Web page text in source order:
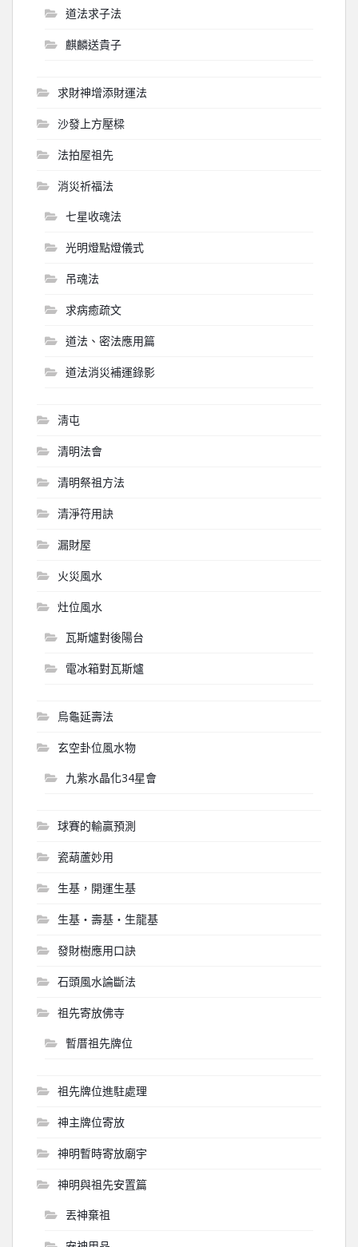
道法求子法
麒麟送貴子
求財神增添財運法
沙發上方壓樑
法拍屋祖先
消災祈福法
七星收魂法
光明燈點燈儀式
吊魂法
求病癒疏文
道法、密法應用篇
道法消災補運錄影
淸屯
清明法會
清明祭祖方法
清淨符用訣
漏財屋
火災風水
灶位風水
瓦斯爐對後陽台
電冰箱對瓦斯爐
烏龜延壽法
玄空卦位風水物
九紫水晶化34星會
球賽的輸贏預測
瓷葫蘆妙用
生基，開運生基
生基‧壽基‧生龍基
發財樹應用口訣
石頭風水論斷法
祖先寄放佛寺
暫厝祖先牌位
祖先牌位進駐處理
神主牌位寄放
神明暫時寄放廟宇
神明與祖先安置篇
丟神棄祖